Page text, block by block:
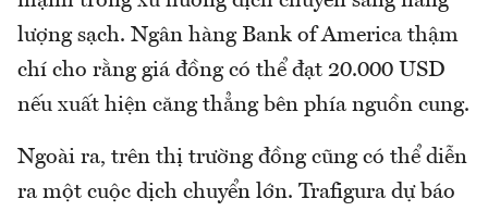
lượng sạch. Ngân hàng Bank of America thậm
chí cho rằng giá đồng có thể đạt 20.000 USD
nếu xuất hiện căng thẳng bên phía nguồn cung.
Ngoài ra, trên thị trường đồng cũng có thể diễn
ra một cuộc dịch chuyển lớn. Trafigura dự báo